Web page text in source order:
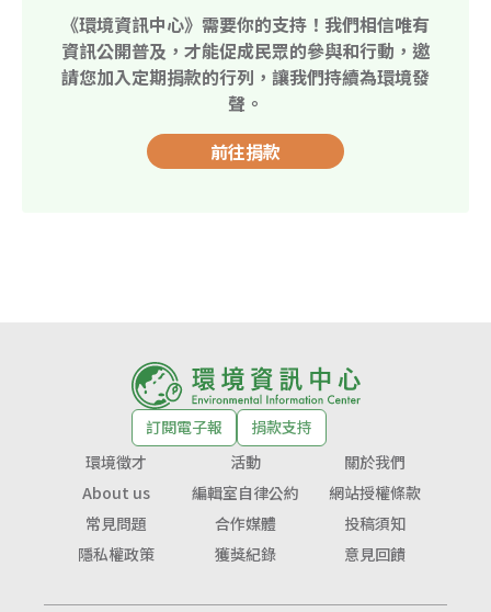
《環境資訊中心》需要你的支持！我們相信唯有
資訊公開普及，才能促成民眾的參與和行動，邀
請您加入定期捐款的行列，讓我們持續為環境發
聲。
前往捐款
訂閱電子報
捐款支持
環境徵才
活動
關於我們
About us
編輯室自律公約
網站授權條款
常見問題
合作媒體
投稿須知
隱私權政策
獲獎紀錄 意見回饋